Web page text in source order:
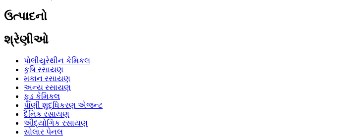
ઉત્પાદનો
શ્રેણીઓ
પોલીયુરેથીન કેમિકલ
કૃષિ રસાયણ
મકાન રસાયણ
અન્ય રસાયણ
ફૂડ કેમિકલ
પાણી શુદ્ધિકરણ એજન્ટ
દૈનિક રસાયણ
ઔદ્યોગિક રસાયણ
સોલાર પેનલ